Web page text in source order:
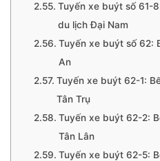
Tuyến xe buýt số 61-
du lịch Đại Nam
Tuyến xe buýt số 62:
An
Tuyến xe buýt 62-1:
Tân Trụ
Tuyến xe buýt 62-2:
Tân Lân
Tuyến xe buýt 62-5: